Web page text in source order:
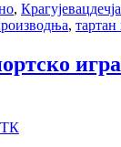
, Крагујевац
, тартан